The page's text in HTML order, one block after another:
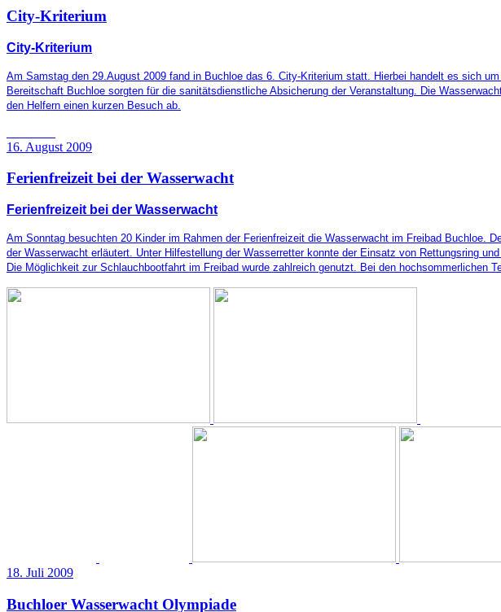
City-Kriterium
City-Kriterium
Am Samstag den 29.August 2009 fand in Buchloe das 6. City-Kriterium statt. Hierbei handelt es sich
Bereitschaft Buchloe sorgten für die sanitätsdienstliche Absicherung der Veranstaltung. Die
den Helfern einen kurzen Besuch ab.
16. August 2009
Ferienfreizeit bei der Wasserwacht
Ferienfreizeit bei der Wasserwacht
Am Sonntag besuchten 20 Kinder im Rahmen der Ferienfreizeit die Wasserwacht im Freibad Buchloe.
der Wasserwacht erläutert. Unter Hilfestellung der Wasserretter konnte der Einsatz von Rettungsring
Die Möglichkeit zur Schlauchbootfahrt im Freibad wurde zahlreich genutzt. Bei den hochsommerlichen
18. Juli 2009
Buchloer Wasserwacht Olympiade